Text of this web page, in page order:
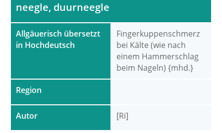
Allgäuerisch übersetzt
in Hochdeutsch
Region
Autor
neegle, duurneegle
Fingerkuppenschmerz
bei Kälte (wie nach
einem Hammerschlag
beim Nageln) {mhd.}
[Ri]